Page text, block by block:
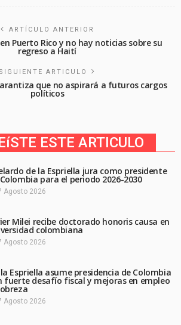
ARTÍCULO ANTERIOR
Puerto Rico y no hay noticias sobre su
regreso a Haití
SIGUIENTE ARTICULO
que no aspirará a futuros cargos
políticos
ESTE ARTICULO
de la Espriella jura como presidente
para el periodo 2026-2030
Agosto 2026
Milei recibe doctorado honoris causa en
colombiana
Agosto 2026
la Espriella asume presidencia de Colombia
fuerte desafío fiscal y mejoras en empleo
Agosto 2026